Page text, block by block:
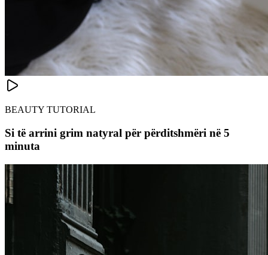
BEAUTY TUTORIAL
Si të arrini grim natyral për përditshmëri në 5
minuta